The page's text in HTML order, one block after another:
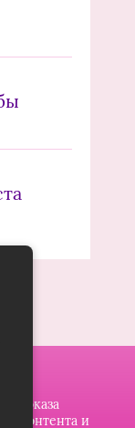
показа
контента и